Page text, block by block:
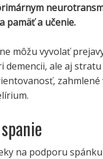
pamäť a učenie.
môžu vyvolať
demencii, ale aj
zahmlené
na podporu